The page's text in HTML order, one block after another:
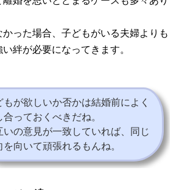
かった場合、子どもがいる夫婦よりも
絆が必要になってきます。
もが欲しいか否かは結婚前によく
合っておくべきだね。
いの意見が一致していれば、同じ
を向いて頑張れるもんね。